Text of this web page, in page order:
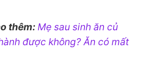
thêm: Mẹ sau sinh ăn củ
được không? Ăn có mất